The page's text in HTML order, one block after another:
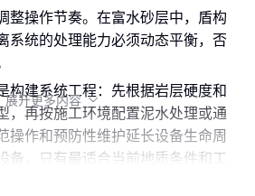
整操作节奏。在富水砂层中，盾构
系统的处理能力必须动态平衡，否
构建系统工程：先根据岩层硬度和
，再按施工环境配置泥水处理或通
操作和预防性维护延长设备生命周
备，只有最适合当前地质条件和工
展开更多内容 